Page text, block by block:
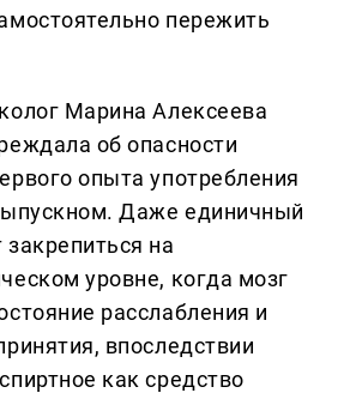
пережить
Марина Алексеева
об опасности
опыта употребления
Даже единичный
на
уровне, когда мозг
расслабления и
впоследствии
как средство